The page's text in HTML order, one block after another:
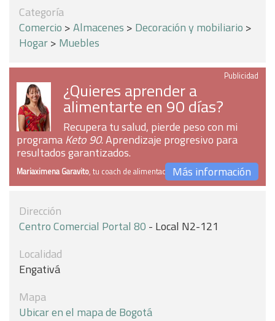
Categoría
Comercio >Almacenes > Decoración y mobiliario >
Hogar> Muebles
Publicidad
¿Quieres aprender a
alimentarte en 90 días?
Recupera tu salud, pierde peso con mi
programaKeto 90. Aprendizaje progresivo para
resultados garantizados.
Mariaximena Garavito, tu coach de alimentaciónMás información
Dirección
Centro Comercial Portal 80 - Local N2-121
Localidad
Engativá
Mapa
Ubicar en el mapa de Bogotá